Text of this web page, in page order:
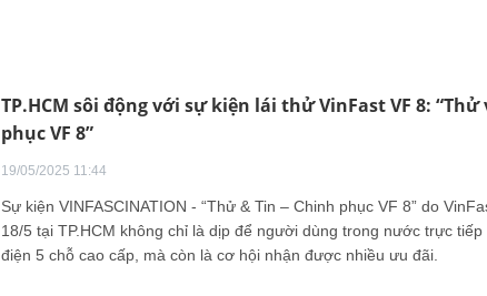
TP.HCM sôi động với sự kiện lái thử VinFast VF 8:
phục VF 8”
19/05/2025 11:44
Sự kiện VINFASCINATION - “Thử & Tin – Chinh phục VF 8” do
18/5 tại TP.HCM không chỉ là dịp để người dùng trong nước trực
điện 5 chỗ cao cấp, mà còn là cơ hội nhận được nhiều ưu đãi.